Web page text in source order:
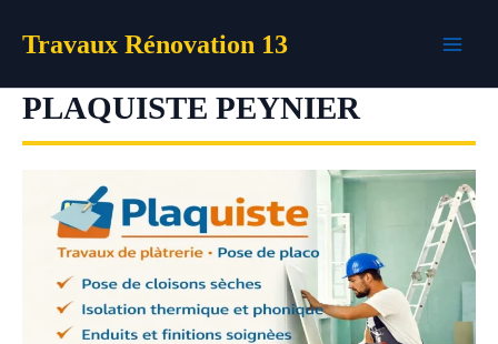
Travaux Rénovation 13
PLAQUISTE PEYNIER